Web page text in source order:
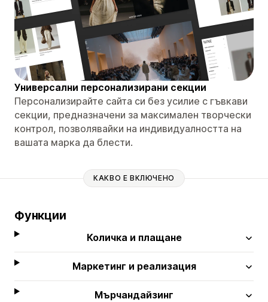
Универсални персонализирани секции
Персонализирайте сайта си без усилие с гъвкави
секции, предназначени за максимален творчески
контрол, позволявайки на индивидуалността на
вашата марка да блести.
КАКВО Е ВКЛЮЧЕНО
Функции
Количка и плащане
Маркетинг и реализация
Мърчандайзинг